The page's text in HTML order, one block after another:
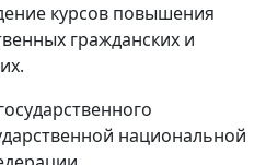
курсов повышения
гражданских и
национальной